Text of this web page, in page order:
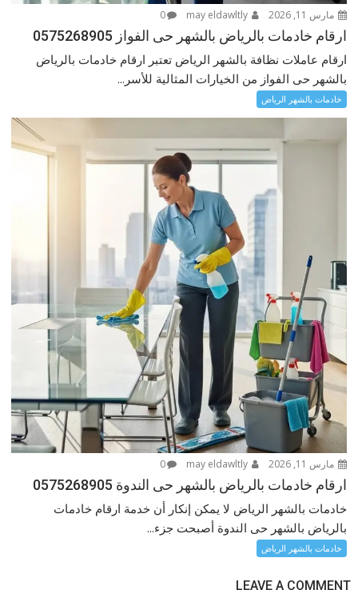
مارس 11, 2026 may eldawltly
0
ارقام خادمات بالرياض بالشهر حى الفواز 0575268905
ارقام عاملات نظافة بالشهر الرياض تعتبر ارقام خادمات بالرياض
بالشهر حى الفواز من الخيارات المثالية للأسر...
خادمات بالشهر الرياض
مارس 11, 2026 may eldawltly
0
ارقام خادمات بالرياض بالشهر حى الندوة 0575268905
خادمات بالشهر الرياض لا يمكن إنكار أن خدمة ارقام خادمات
بالرياض بالشهر حى الندوة أصبحت جزء...
خادمات بالشهر الرياض
LEAVE A COMMENT